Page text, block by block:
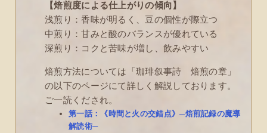
【焙煎度による仕上がりの傾向】
浅煎り：香味が明るく、豆の個性が際立つ
中煎り：甘みと酸のバランスが優れている
深煎り：コクと苦味が増し、飲みやすい
焙煎方法については「珈琲叙事詩 焙煎の章」
の以下のページにて詳しく解説しております。
ご一読くだされ。
第一話：《時間と火の交錯点》─焙煎記録の魔導
解読術─